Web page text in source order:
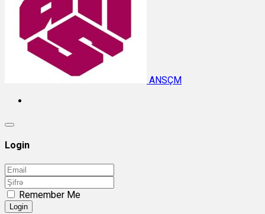
ANSÇM
Login
Remember Me
Login